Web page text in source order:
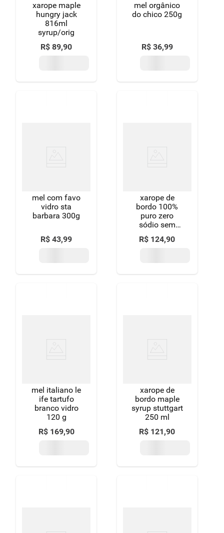
xarope maple
hungry jack
816ml
syrup/orig
R$ 89,90
mel orgânico
do chico 250g
R$ 36,99
mel com favo
vidro sta
barbara 300g
R$ 43,99
xarope de
bordo 100%
puro zero
sódio sem
adição de
açúcar e sal
maple syrup
R$ 124,90
mel italiano le
ife tartufo
branco vidro
120 g
R$ 169,90
xarope de
bordo maple
syrup stuttgart
250 ml
R$ 121,90